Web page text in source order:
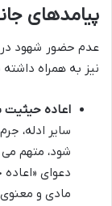
پیامدهای
عدم حضور شهود در
نیز به همراه
اعاده حیثیت
سایر ادله،
شود، متهم می
دعوای
مادی و